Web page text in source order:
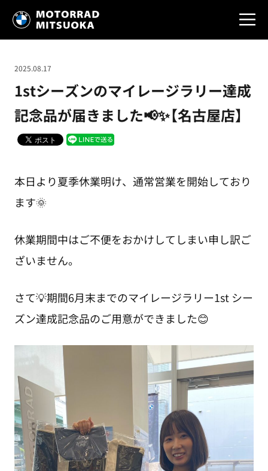
1stシーズンのマイレージラリー達成
記念品が届きました📢✨【名古屋店】
2025.08.17
本日より夏季休業明け、通常営業を開始しており
ます🌞
休業期間中はご不便をおかけしてしまい申し訳ご
ざいません。
さて💡期間6月末までのマイレージラリー1st シー
ズン達成記念品のご用意ができました😊